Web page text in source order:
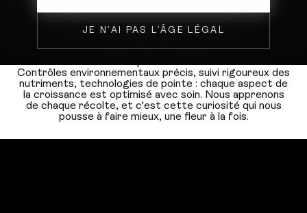
JE N’AI PAS L’ÂGE LÉGAL
L'EXPERTISE HUMAINE
Dans nos installations, la science est au service de la
Contrôles environnementaux précis, suivi rigoureux des
nutriments, technologies de pointe : chaque aspect de
la croissance est optimisé avec soin. Nous apprenons
de chaque récolte, et c'est cette curiosité qui nous
pousse à faire mieux, une fleur à la fois.